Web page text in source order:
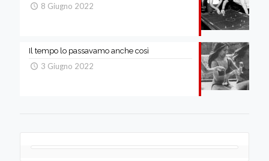
8 Giugno 2022
Il tempo lo passavamo anche così
3 Giugno 2022